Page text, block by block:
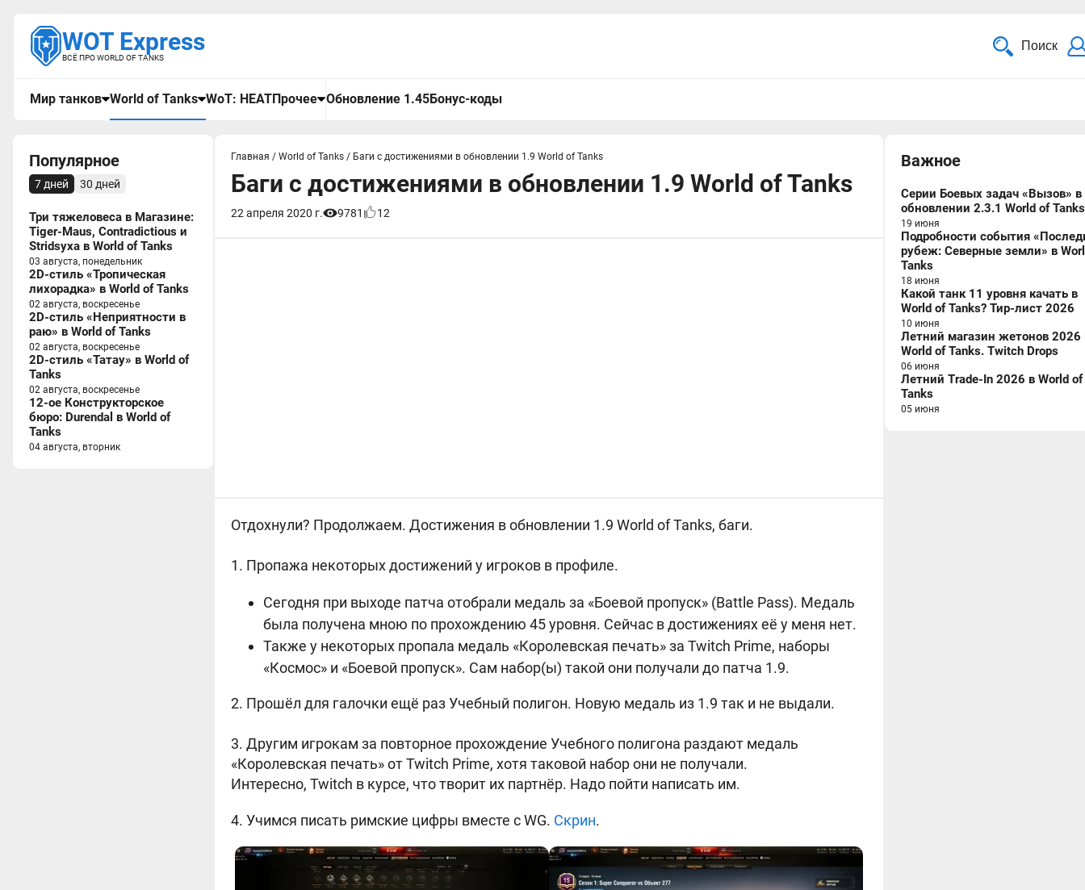
WOT Express
ВСЁ ПРО WORLD OF TANKS
Поиск
Мир танков World of Tanks WoT: HEATПрочее Обновление 1.45Бонус-коды
Популярное
7 дней 30 дней
Три тяжеловеса в Магазине:
Tiger-Maus, Contradictious и
Stridsyxa в World of Tanks
03 августа, понедельник
2D-стиль «Тропическая
лихорадка» в World of Tanks
02 августа, воскресенье
2D-стиль «Неприятности в
раю» в World of Tanks
02 августа, воскресенье
2D-стиль «Татау» в World of
Tanks
02 августа, воскресенье
12-ое Конструкторское
бюро: Durendal в World of
Tanks
04 августа, вторник
Главная / World of Tanks / Баги с достижениями в обновлении 1.9 World of Tanks
Баги с достижениями в обновлении 1.9 World of Tanks
22 апреля 2020 г. 9781 12
Отдохнули? Продолжаем. Достижения в обновлении 1.9 World of Tanks, баги.
1. Пропажа некоторых достижений у игроков в профиле.
Сегодня при выходе патча отобрали медаль за «Боевой пропуск» (Battle Pass). Медаль
была получена мною по прохождению 45 уровня. Сейчас в достижениях её у меня нет.
Также у некоторых пропала медаль «Королевская печать» за Twitch Prime, наборы
«Космос» и «Боевой пропуск». Сам набор(ы) такой они получали до патча 1.9.
2. Прошёл для галочки ещё раз Учебный полигон. Новую медаль из 1.9 так и не выдали.
3. Другим игрокам за повторное прохождение Учебного полигона раздают медаль
«Королевская печать» от Twitch Prime, хотя таковой набор они не получали.
Интересно, Twitch в курсе, что творит их партнёр. Надо пойти написать им.
4. Учимся писать римские цифры вместе с WG. Скрин.
Важное
Серии Боевых задач «Вызов» в
обновлении 2.3.1 World of Tanks
19 июня
Подробности события
рубеж: Северные земли» в
Tanks
18 июня
Какой танк 11 уровня качать в
World of Tanks? Тир-лист 2026
10 июня
Летний магазин жетонов 2026
World of Tanks. Twitch Drops
06 июня
Летний Trade-In 2026 в World of
Tanks
05 июня